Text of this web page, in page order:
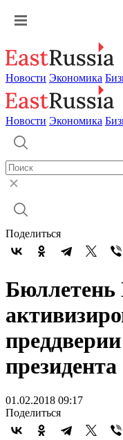
Новости Экономика
Новости Экономика
Поделиться
президента
01.02.2018 09:17
Поделиться